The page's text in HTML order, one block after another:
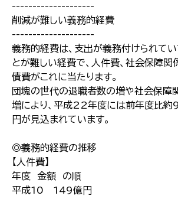
--------------------
削減が難しい義務的経費
--------------------
義務的経費は、支出が義務付けられて
とが難しい経費で、人件費、社会保障
債費がこれに当たります。
団塊の世代の退職者数の増や社会保障
増により、平成22年度には前年度比
円が見込まれています。
◎義務的経費の推移
【人件費】
年度 金額 の順
平成10 149億円